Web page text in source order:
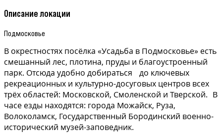
Описание локации
Подмосковье
В окрестностях посёлка «Усадьба в Подмосковье» есть
смешанный лес, плотина, пруды и благоустроенный
парк. Отсюда удобно добираться до ключевых
рекреационных и культурно-досуговых центров всех
трёх областей: Московской, Смоленской и Тверской. В
часе езды находятся: города Можайск, Руза,
Волоколамск, Государственный Бородинский военно-
исторический музей-заповедник.